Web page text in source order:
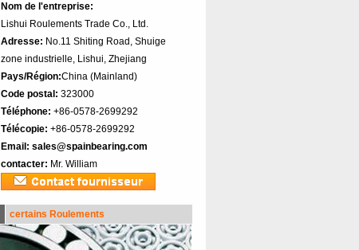
Nom de l'entreprise:
Lishui Roulements Trade Co., Ltd.
Adresse: No.11 Shiting Road, Shuige
zone industrielle, Lishui, Zhejiang
Pays/Région:China (Mainland)‎
Code postal: 323000
Téléphone: +86-0578-2699292
Télécopie: +86-0578-2699292
Email: sales@spainbearing.com
contacter: Mr. William
certains Roulements